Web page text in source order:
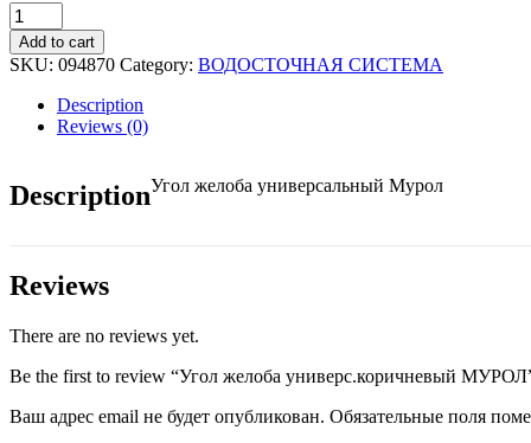
Угол
желоба
универс.коричневый
МУРОЛ
quantity
Add to cart
SKU: 094870 Category: ВОДОСТОЧНАЯ СИСТЕМА
Description
Reviews (0)
DescriptionУгол желоба универсальный Мурол
Reviews
There are no reviews yet.
Be the first to review “Угол желоба универс.коричневый
Ваш адрес email не будет опубликован. Обязательные поля